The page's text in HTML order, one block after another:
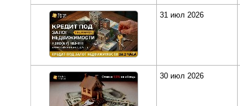
31 июл 2026
30 июл 2026